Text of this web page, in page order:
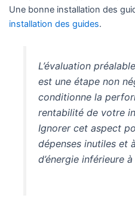
Une bonne installation des
installation des guides.
L’évaluation
est une étape non
conditionne la
rentabilité de votre
Ignorer cet aspect
dépenses inutiles et
d’énergie inférieure